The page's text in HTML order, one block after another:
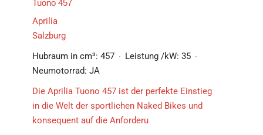
Tuono 457
Aprilia
Salzburg
Hubraum in cm³: 457 Leistung /kW: 35
Neumotorrad: JA
Die Aprilia Tuono 457 ist der perfekte Einstieg
in die Welt der sportlichen Naked Bikes und
konsequent auf die Anforderu